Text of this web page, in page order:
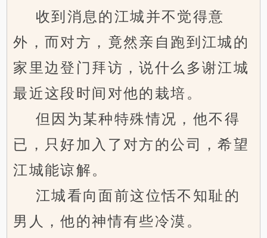
收到消息的江城并不觉得意
外，而对方，竟然亲自跑到江城的
家里边登门拜访，说什么多谢江城
最近这段时间对他的栽培。
但因为某种特殊情况，他不得
已，只好加入了对方的公司，希望
江城能谅解。
江城看向面前这位恬不知耻的
男人，他的神情有些冷漠。